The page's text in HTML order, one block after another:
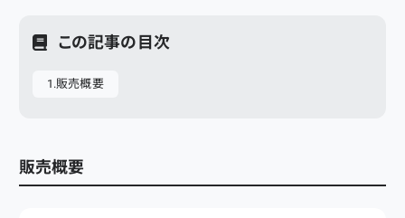
この記事の目次
販売概要
販売概要